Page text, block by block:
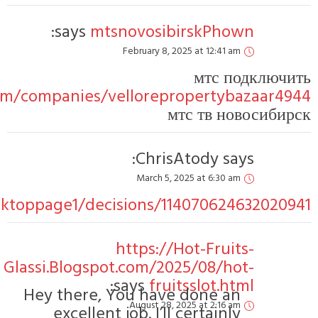
https://thathwamasijobs.com/
https://stackshare.io/ranktoppage1/
Hey